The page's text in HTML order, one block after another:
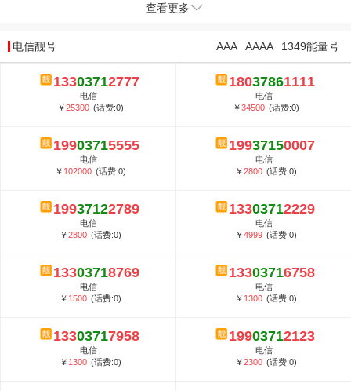
查看更多
电信靓号 1349能量号
AAAA
AAA
13303712777
电信
￥25300 (话费:0)
18037861111
电信
￥34500 (话费:0)
19903715555
电信
￥ 102000 (话费:0)
19937150007
电信
￥2800 (话费:0)
19937122789
电信
￥2800 (话费:0)
13303712229
电信
￥4999 (话费:0)
13303718769
电信
￥ 1500 (话费:0)
13303716758
电信
￥ 1300 (话费:0)
13303717958
电信
￥ 1300 (话费:0)
19903712123
电信
￥2300 (话费:0)